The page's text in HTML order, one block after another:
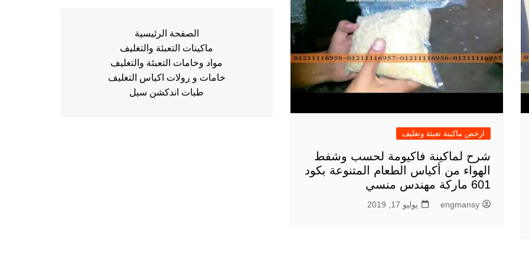
ارخص ماكينة تعبئة وتغليف
شرح لماكينة فاكيومة لحسب وشفط
الهواء من أكياس الطعام المتنوعة بكود
601 ماركة مهندس منسي
engmansy يوليو 17, 2019
الصفحة الرئيسية
ماكينات التعبئة والتغليف
مواد وخامات التعبئة والتغليف
خامات و رولات اكياس التغليف
طبات اندكشن سيل